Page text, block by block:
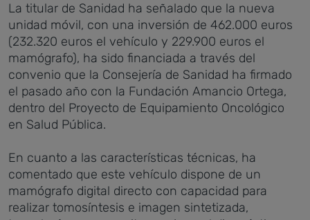
La titular de Sanidad ha señalado que la nueva
unidad móvil, con una inversión de 462.000 euros
(232.320 euros el vehículo y 229.900 euros el
mamógrafo), ha sido financiada a través del
convenio que la Consejería de Sanidad ha firmado
el pasado año con la Fundación Amancio Ortega,
dentro del Proyecto de Equipamiento Oncológico
en Salud Pública.
En cuanto a las características técnicas, ha
comentado que este vehículo dispone de un
mamógrafo digital directo con capacidad para
realizar tomosíntesis e imagen sintetizada,